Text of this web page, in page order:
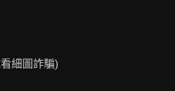
細圖詐騙)